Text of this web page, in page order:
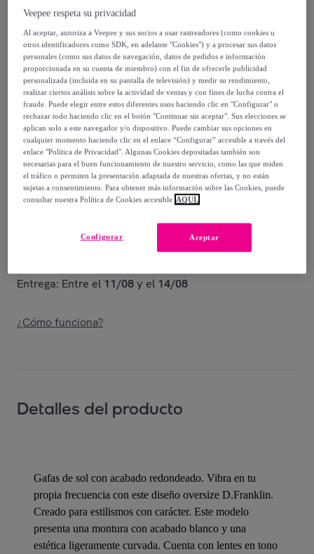
22,99 €
64,99 €
-64%
Vendido porD.Franklin
Entrega
Entrega: Entre el 11/08y el 14/08
¿Cómo funciona?
Detalles del producto
Gafas de sol con acabado redondeado. Vibra en tu
propia frecuencia con este diseño oversize D.Franklin.
Creado para estilismos con carácter. Este modelo
presenta una montura con acabado blanco y una
estética ligeramente curvada. Cuenta con lentes en tono
Veepee respeta su privacidad
Al aceptar, autoriza a Veepee y sus socios a usar rastreadores (como cookies u
otros identificadores como SDK, en adelante "Cookies") y a procesar sus datos
personales (como sus datos de navegación, datos de pedidos e información
proporcionada en su cuenta de miembro) con el fin de ofrecerle publicidad
personalizada (incluida en su pantalla de televisión) y medir su rendimiento,
realizar ciertos análisis sobre la actividad de ventas y con fines de lucha contra el
fraude. Puede elegir entre estos diferentes usos haciendo clic en "Configurar" o
rechazar todo haciendo clic en el botón "Continuar sin aceptar". Sus elecciones se
aplican solo a este navegador y/o dispositivo. Puede cambiar sus opciones en
cualquier momento haciendo clic en el enlace “Configurar” accesible a través del
enlace "Política de Privacidad". Algunas Cookies depositadas también son
necesarias para el buen funcionamiento de nuestro servicio, como las que miden
el tráfico o permiten la presentación adaptada de nuestras ofertas, y no están
sujetas a consentimiento. Para obtener más información sobre las Cookies, puede
consultar nuestra Política de Cookies accesible AQUÍ.
Aceptar
Configurar